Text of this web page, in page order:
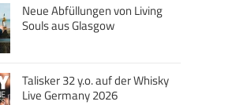
Neue Abfüllungen von Living
Souls aus Glasgow
Talisker 32 y.o. auf der Whisky
Live Germany 2026